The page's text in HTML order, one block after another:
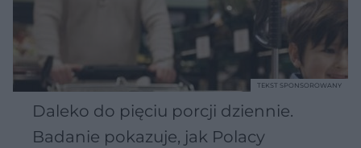
Daleko do pięciu porcji dziennie.
Badanie pokazuje, jak Polacy
TEKST SPONSOROWANY